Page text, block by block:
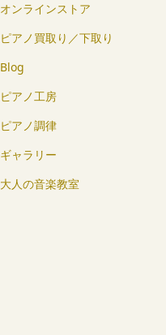
オンラインストア
ピアノ買取り／下取り
Blog
ピアノ工房
ピアノ調律
ギャラリー
大人の音楽教室